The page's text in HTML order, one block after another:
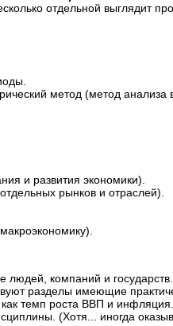
отдельной выглядит
метод (метод анализа
и развития экономики).
рынков и отраслей).
людей, компаний и государств.
разделы имеющие
темп роста ВВП и инфляция.
(Хотя... иногда